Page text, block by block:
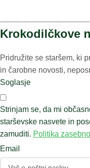
Krokodilčkove
Pridružite se staršem, ki
in čarobne novosti,
Soglasje
Strinjam se, da mi
starševske nasvete in
zamuditi. Politika
Email